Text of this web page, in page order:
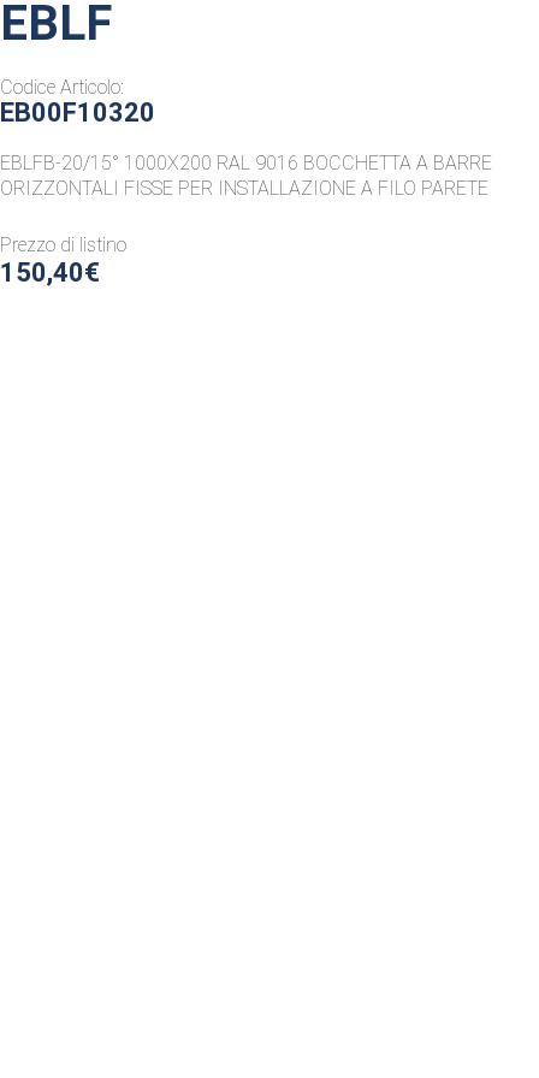
EBLF
Codice Articolo:
EB00F10320
EBLFB-20/15° 1000X200 RAL 9016 BOCCHETTA A BARRE
ORIZZONTALI FISSE PER INSTALLAZIONE A FILO PARETE
Prezzo di listino
150,40€